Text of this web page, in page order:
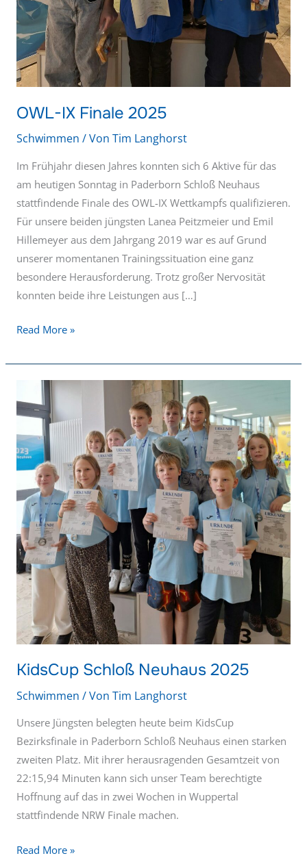
OWL-IX Finale 2025
Schwimmen / Von Tim Langhorst
Im Frühjahr diesen Jahres konnten sich 6 Aktive für das
am heutigen Sonntag in Paderborn Schloß Neuhaus
stattfindende Finale des OWL-IX Wettkampfs qualifizieren.
Für unsere beiden jüngsten Lanea Peitzmeier und Emil
Hillemeyer aus dem Jahrgang 2019 war es auf Grund
unserer momentanen Trainingssituation eine ganz
besondere Herausforderung. Trotz großer Nervosität
konnten beide ihre Leistungen aus […]
Read More »
KidsCup Schloß Neuhaus 2025
Schwimmen / Von Tim Langhorst
Unsere Jüngsten belegten heute beim KidsCup
Bezirksfinale in Paderborn Schloß Neuhaus einen starken
zweiten Platz. Mit ihrer herausragenden Gesamtzeit von
22:15,94 Minuten kann sich unser Team berechtigte
Hoffnung auf das in zwei Wochen in Wuppertal
stattfindende NRW Finale machen.
KidsCup
Schloß
Neuhaus
2025
Read More »